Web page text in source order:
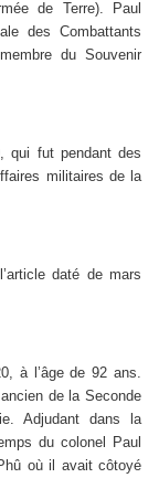
de Terre). Paul
des Combattants
du Souvenir
qui fut pendant des
militaires de la
daté de mars
à l’âge de 92 ans.
de la Seconde
Adjudant dans la
du colonel Paul
où il avait côtoyé